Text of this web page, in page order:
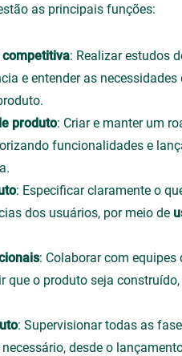
as principais funções:
competitiva: Realizar estudos
e entender as
produto: Criar e manter um
funcionalidades e
: Especificar claramente o
dos usuários, por meio de
: Colaborar com equipes
que o produto seja
: Supervisionar todas as
desde o